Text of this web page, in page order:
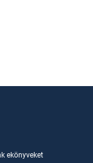
ekönyveket